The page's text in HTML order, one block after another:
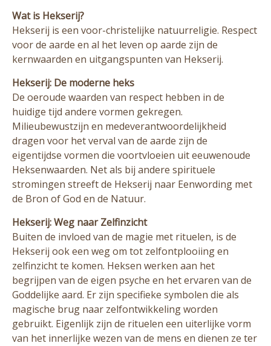
Wat is Hekserij?
Hekserij is een voor-christelijke natuurreligie. Respect
voor de aarde en al het leven op aarde zijn de
kernwaarden en uitgangspunten van Hekserij.
Hekserij: De moderne heks
De oeroude waarden van respect hebben in de
huidige tijd andere vormen gekregen.
Milieubewustzijn en medeverantwoordelijkheid
dragen voor het verval van de aarde zijn de
eigentijdse vormen die voortvloeien uit eeuwenoude
Heksenwaarden. Net als bij andere spirituele
stromingen streeft de Hekserij naar Eenwording met
de Bron of God en de Natuur.
Hekserij: Weg naar Zelfinzicht
Buiten de invloed van de magie met rituelen, is de
Hekserij ook een weg om tot zelfontplooiing en
zelfinzicht te komen. Heksen werken aan het
begrijpen van de eigen psyche en het ervaren van de
Goddelijke aard. Er zijn specifieke symbolen die als
magische brug naar zelfontwikkeling worden
gebruikt. Eigenlijk zijn de rituelen een uiterlijke vorm
van het innerlijke wezen van de mens en dienen ze ter